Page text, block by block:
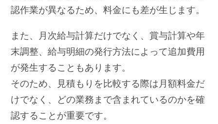
認作業が異なるため、料金にも差が生じます。
また、月次給与計算だけでなく、賞与計算や年
末調整、給与明細の発行方法によって追加費用
が発生することもあります。
そのため、見積もりを比較する際は月額料金だ
けでなく、どの業務まで含まれているのかを確
認することが重要です。